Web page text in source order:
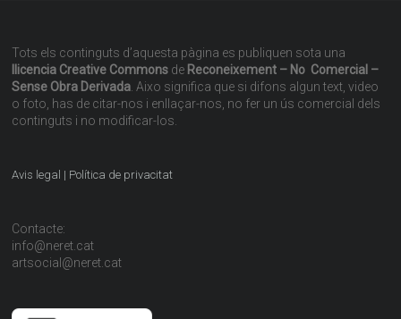
Tots els continguts d’aquesta pàgina es publiquen sota una
llicencia Creative Commons de Reconeixement – No Comercial –
Sense Obra Derivada . Aixo significa que si difons algun text, video
o foto, has de citar-nos i enllaçar-nos, no fer un ús comercial dels
continguts i no modificar-los.
Avis legal | Política de privacitat
Contacte:
info@neret.cat
artsocial@neret.cat